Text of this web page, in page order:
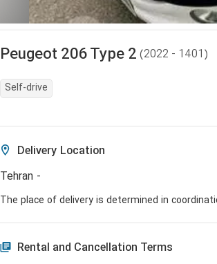
Peugeot 206 Type 2 (2022 - 1401)
Self-drive
Delivery Location
Tehran -
The place of delivery is determined in
Rental and Cancellation Terms